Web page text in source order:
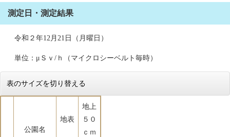
測定日・測定結果
令和２年12月21日（月曜日）
単位：μＳｖ/ｈ（マイクロシーベルト毎時）
表のサイズを切り替える
公園名
地表
地上
５０
ｃｍ